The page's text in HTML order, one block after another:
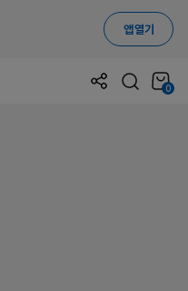
앱 열기
0